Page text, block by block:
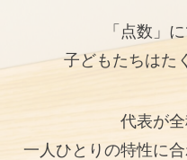
「点数」
子どもたちはた
代表が全
一人ひとりの特性に